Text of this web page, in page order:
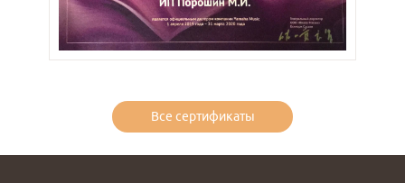
Все сертификаты